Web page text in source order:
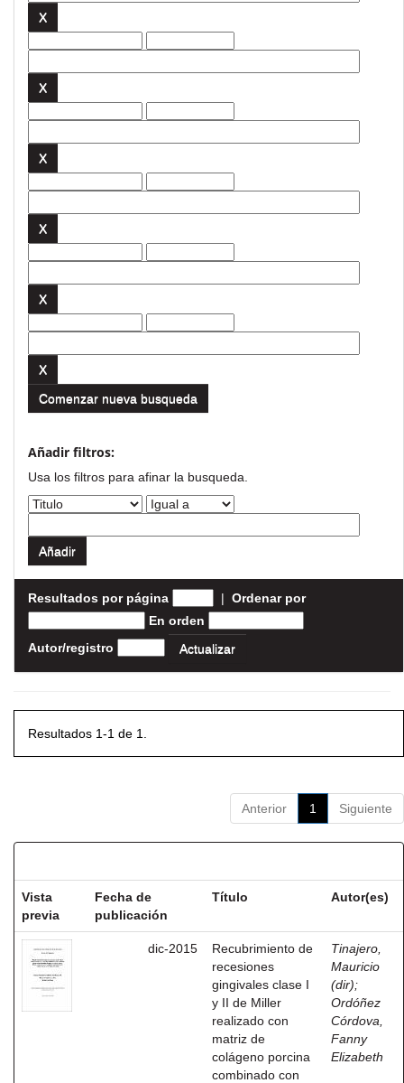
Comenzar nueva busqueda
Añadir filtros:
Usa los filtros para afinar la busqueda.
Resultados por página | Ordenar por
En orden
Autor/registro
Resultados 1-1 de 1.
Anterior 1 Siguiente
Vista
previa
Fecha de
publicación
Título Autor(es)
dic-2015
Recubrimiento de
recesiones
gingivales clase I
y II de Miller
realizado con
matriz de
colágeno porcina
combinado con
Tinajero,
Mauricio
(dir);
Ordóñez
Córdova,
Fanny
Elizabeth